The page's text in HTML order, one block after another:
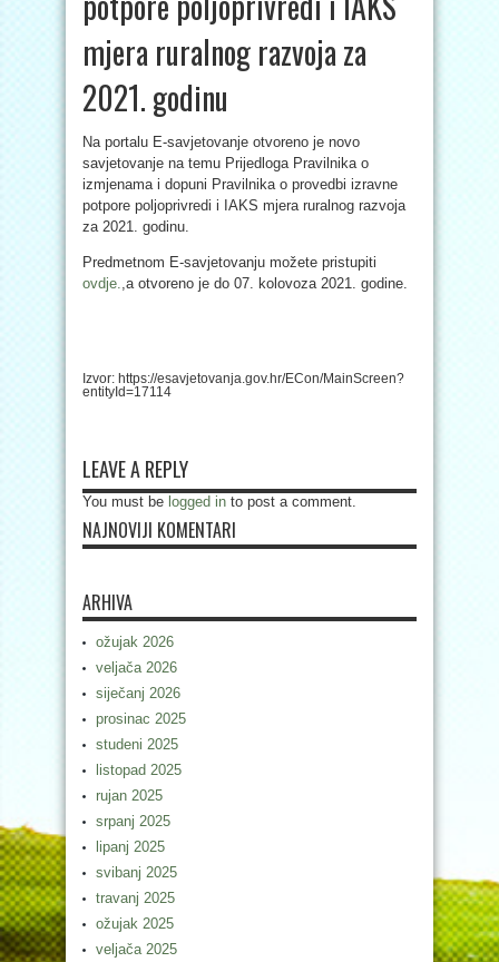
mjera ruralnog razvoja za
2021. godinu
Na portalu E-savjetovanje otvoreno je novo
savjetovanje na temu Prijedloga Pravilnika o
izmjenama i dopuni Pravilnika o provedbi izravne
potpore poljoprivredi i IAKS mjera ruralnog razvoja
za 2021. godinu.
Predmetnom E-savjetovanju možete pristupiti
ovdje.,a otvoreno je do 07. kolovoza 2021. godine.
Izvor: https://esavjetovanja.gov.hr/ECon/MainScreen?
entityId=17114
LEAVE A REPLY
You must be logged in to post a comment.
NAJNOVIJI KOMENTARI
ARHIVA
ožujak 2026
veljača 2026
siječanj 2026
prosinac 2025
studeni 2025
listopad 2025
rujan 2025
srpanj 2025
lipanj 2025
svibanj 2025
travanj 2025
ožujak 2025
veljača 2025